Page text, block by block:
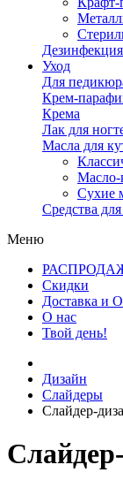
Уход
Для
Крем-
Крема
Лак для
Масла для
Масло-
Сухие
Средства
Меню
Скидки
Доставка и
О нас
Твой день!
Дизайн
Слайдеры
Слайдер-